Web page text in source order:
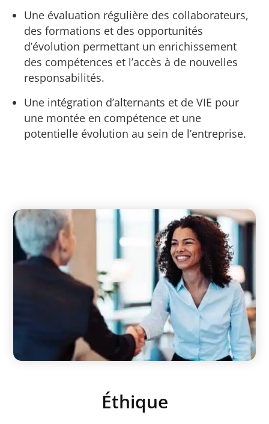
Une évaluation régulière des collaborateurs,
des formations et des opportunités
d’évolution permettant un enrichissement
des compétences et l’accès à de nouvelles
responsabilités.
Une intégration d’alternants et de VIE pour
une montée en compétence et une
potentielle évolution au sein de l’entreprise.
Éthique